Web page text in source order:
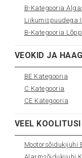
B-Kategooria
Liikumispuudega
B-Kategooria
VEOKID JA
BE Kategooria
C Kategooria
CE Kategooria
VEEL KOOLITUSI
Mootorsõidukijuhi